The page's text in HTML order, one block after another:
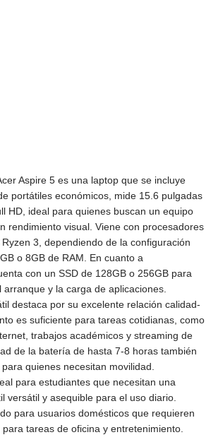
Aspire 5 es una laptop que se incluye
portátiles económicos, mide 15.6 pulgadas
HD, ideal para quienes buscan un equipo
rendimiento visual. Viene con procesadores
3, dependiendo de la configuración
o 8GB de RAM. En cuanto a
con un SSD de 128GB o 256GB para
y la carga de aplicaciones.
destaca por su excelente relación calidad-
es suficiente para tareas cotidianas, como
trabajos académicos y streaming de
de la batería de hasta 7-8 horas también
quienes necesitan movilidad.
para estudiantes que necesitan una
versátil y asequible para el uso diario.
para usuarios domésticos que requieren
tareas de oficina y entretenimiento.